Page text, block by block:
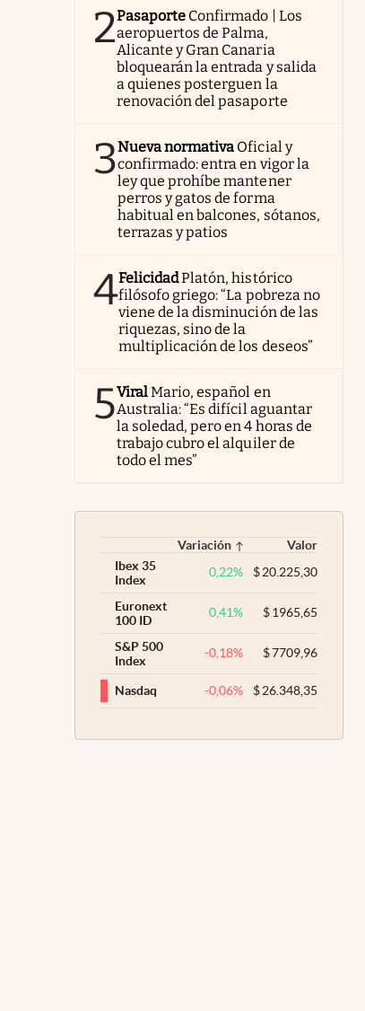
2Pasaporte Confirmado | Los
aeropuertos de Palma,
Alicante y Gran Canaria
bloquearán la entrada y salida
a quienes posterguen la
renovación del pasaporte
3Nueva normativa Oficial y
confirmado: entra en vigor la
ley que prohíbe mantener
perros y gatos de forma
habitual en balcones, sótanos,
terrazas y patios
4FelicidadPlatón, histórico
filósofo griego: “La pobreza no
viene de la disminución de las
riquezas, sino de la
multiplicación de los deseos”
5ViralMario, español en
Australia: “Es difícil aguantar
la soledad, pero en 4 horas de
trabajo cubro el alquiler de
todo el mes”
Variación
Valor
Ibex 35
Index
0,22% $20.225,30
Euronext
100 ID
0,41% $1965,65
S&P 500
Index
-0,18% $7709,96
Nasdaq -0,06% $26.348,35